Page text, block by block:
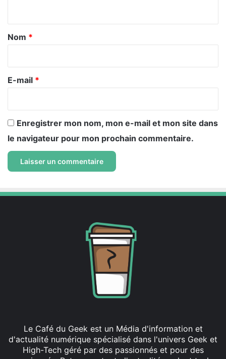
a
e
Nom *
E-mail *
Enregistrer mon nom, mon e-mail et mon site dans
le navigateur pour mon prochain commentaire.
Le Café du Geek est un Média d'information et
d'actualité numérique spécialisé dans l'univers Geek et
High-Tech géré par des passionnés et pour des